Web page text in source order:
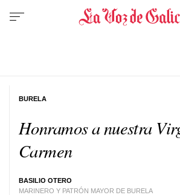
Honramos a nuestra
Carmen
BASILIO OTERO
MARINERO Y PATRÓN MAYOR DE BURELA
BURELA